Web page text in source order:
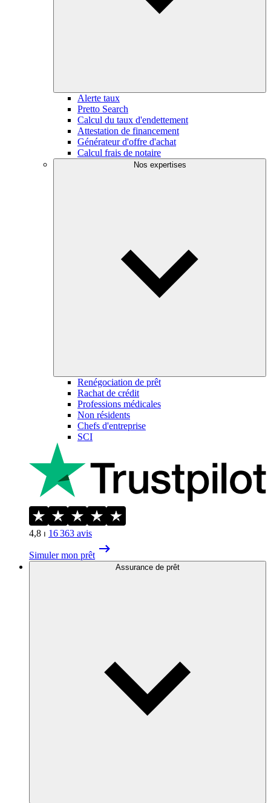
Alerte taux
Pretto Search
Calcul du taux d'endettement
Attestation de financement
Générateur d'offre d'achat
Calcul frais de notaire
Nos expertises
Renégociation de prêt
Rachat de crédit
Professions médicales
Non résidents
Chefs d'entreprise
SCI
4,8 ⏐ 16 363 avis
Simuler mon prêt
Assurance de prêt